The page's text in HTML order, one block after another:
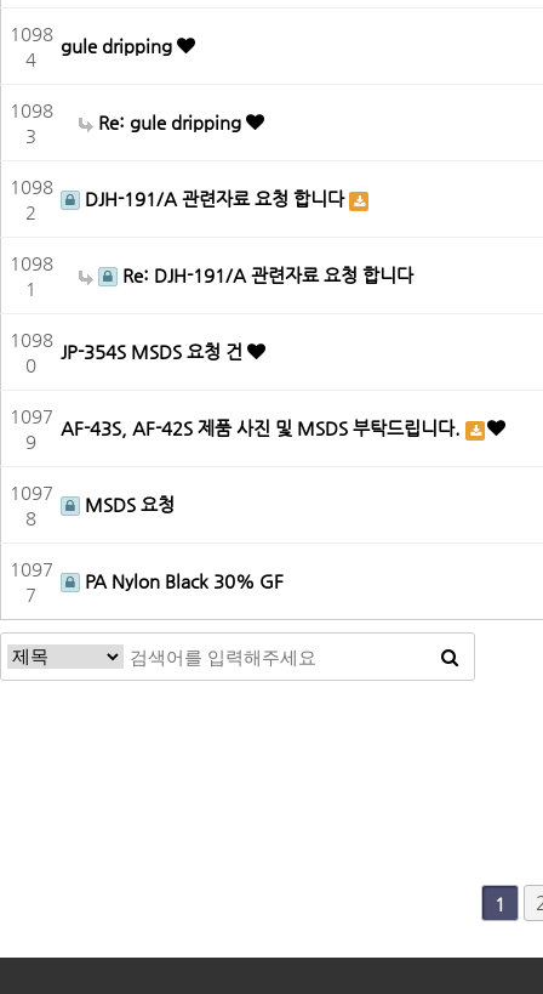
1098
4
gule dripping
1098
3
Re: gule dripping
1098
2
DJH-191/A 관련자료 요청 합니다
1098
1
Re: DJH-191/A 관련자료 요청 합니다
1098
0
JP-354S MSDS 요청 건
1097
9
AF-43S, AF-42S 제품 사진 및 MSDS 부탁드립니다.
1097
8
MSDS 요청
1097
7
PA Nylon Black 30% GF
1